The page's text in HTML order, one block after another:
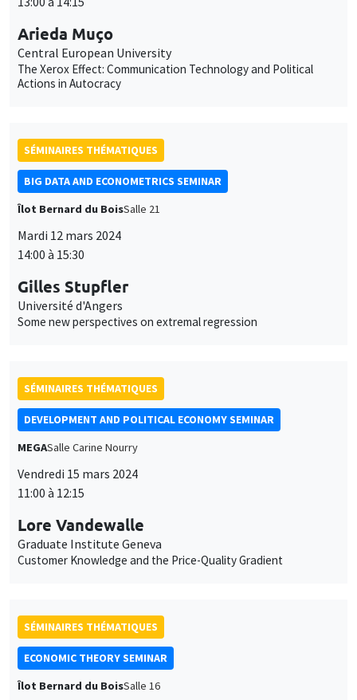
SÉMINAIRES THÉMATIQUES
BIG DATA AND ECONOMETRICS SEMINAR
Îlot Bernard du BoisSalle 21
Mardi 12 mars 2024
Gilles Stupfler
Université d'Angers
Some new perspectives on extremal regression
SÉMINAIRES THÉMATIQUES
DEVELOPMENT AND POLITICAL ECONOMY SEMINAR
MEGASalle Carine Nourry
Vendredi 15 mars 2024
Lore Vandewalle
Graduate Institute Geneva
Customer Knowledge and the Price-Quality Gradient
SÉMINAIRES THÉMATIQUES
ECONOMIC THEORY SEMINAR
Îlot Bernard du BoisSalle 16
Vendredi 15 mars 2024
Sudipta Sarangi
Virginia Tech
Games Under Network Uncertainty